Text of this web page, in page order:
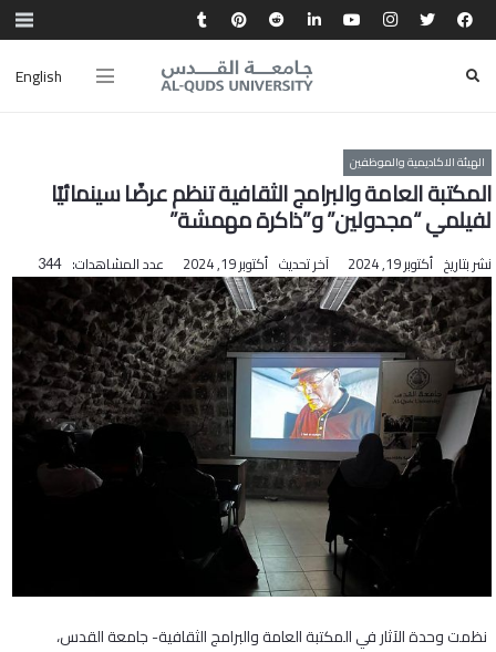
English
الهيئة الاكاديمية والموظفين
المكتبة العامة والبرامج الثقافية تنظم عرضًا سينمائيًا
لفيلمي “مجدولين” و”ذاكرة مهمشة”
نشر بتاريخ أكتوبر 19, 2024 آخر تحديث أكتوبر 19, 2024 عدد المشاهدات: 344
نظمت وحدة الآثار في المكتبة العامة والبرامج الثقافية- جامعة القدس،